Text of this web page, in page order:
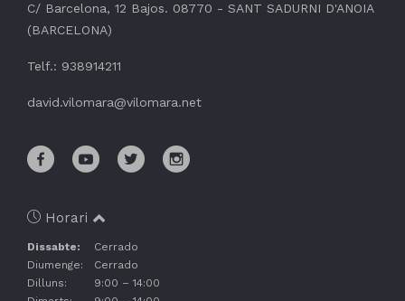
C/ Barcelona, 12 Bajos. 08770 - SANT SADURNI D'ANOIA
(BARCELONA)
Telf.: 938914211
david.vilomara@vilomara.net
Horari
Dissabte:
Cerrado
Diumenge:
Cerrado
Dilluns:
9:00 – 14:00